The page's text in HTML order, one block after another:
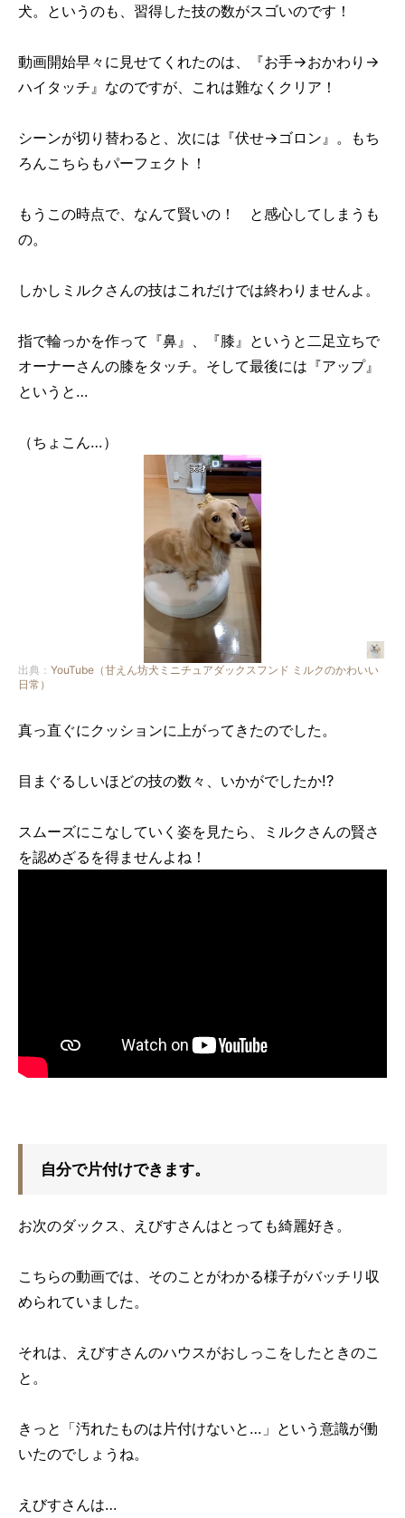
犬。というのも、習得した技の数がスゴいのです！
動画開始早々に見せてくれたのは、『お手→おかわり→
ハイタッチ』なのですが、これは難なくクリア！
シーンが切り替わると、次には『伏せ→ゴロン』。もち
ろんこちらもパーフェクト！
もうこの時点で、なんて賢いの！ と感心してしまうも
の。
しかしミルクさんの技はこれだけでは終わりませんよ。
指で輪っかを作って『鼻』、『膝』というと二足立ちで
オーナーさんの膝をタッチ。そして最後には『アップ』
というと…
（ちょこん…）
出典： YouTube（甘えん坊犬ミニチュアダックスフンド ミルクのかわいい
日常）
真っ直ぐにクッションに上がってきたのでした。
目まぐるしいほどの技の数々、いかがでしたか!?
スムーズにこなしていく姿を見たら、ミルクさんの賢さ
を認めざるを得ませんよね！
自分で片付けできます。
お次のダックス、えびすさんはとっても綺麗好き。
こちらの動画では、そのことがわかる様子がバッチリ収
められていました。
それは、えびすさんのハウスがおしっこをしたときのこ
と。
きっと「汚れたものは片付けないと…」という意識が働
いたのでしょうね。
えびすさんは…